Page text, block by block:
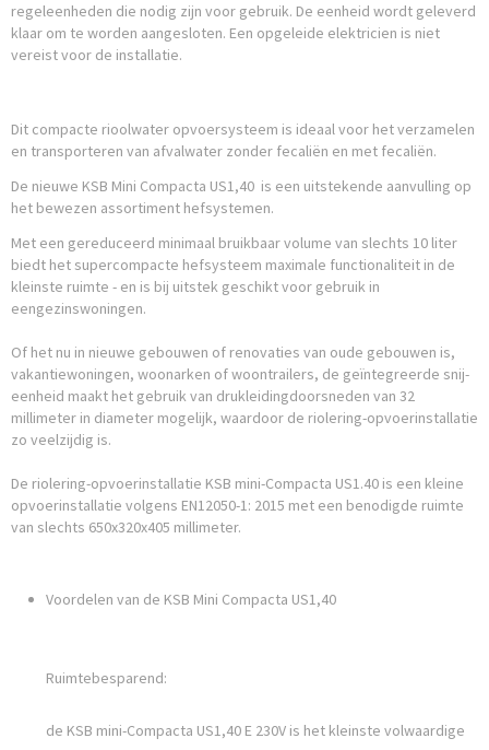
regeleenheden die nodig zijn voor gebruik. De eenheid wordt geleverd
klaar om te worden aangesloten. Een opgeleide elektricien is niet
vereist voor de installatie.
Dit compacte rioolwater opvoersysteem is ideaal voor het verzamelen
en transporteren van afvalwater zonder fecaliën en met fecaliën.
De nieuwe KSB Mini Compacta US1,40 is een uitstekende aanvulling op
het bewezen assortiment hefsystemen.
Met een gereduceerd minimaal bruikbaar volume van slechts 10 liter
biedt het supercompacte hefsysteem maximale functionaliteit in de
kleinste ruimte - en is bij uitstek geschikt voor gebruik in
eengezinswoningen.
Of het nu in nieuwe gebouwen of renovaties van oude gebouwen is,
vakantiewoningen, woonarken of woontrailers, de geïntegreerde snij-
eenheid maakt het gebruik van drukleidingdoorsneden van 32
millimeter in diameter mogelijk, waardoor de riolering-opvoerinstallatie
zo veelzijdig is.
De riolering-opvoerinstallatie KSB mini-Compacta US1.40 is een kleine
opvoerinstallatie volgens EN12050-1: 2015 met een benodigde ruimte
van slechts 650x320x405 millimeter.
Voordelen van de KSB Mini Compacta US1,40
Ruimtebesparend:
de KSB mini-Compacta US1,40 E 230V is het kleinste volwaardige